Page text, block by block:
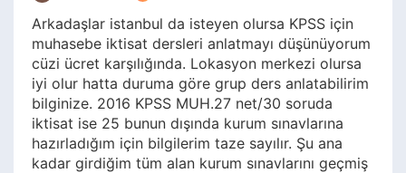
Arkadaşlar istanbul da isteyen olursa KPSS için
muhasebe iktisat dersleri anlatmayı düşünüyorum
cüzi ücret karşılığında. Lokasyon merkezi olursa
iyi olur hatta duruma göre grup ders anlatabilirim
bilginize. 2016 KPSS MUH.27 net/30 soruda
iktisat ise 25 bunun dışında kurum sınavlarına
hazırladığım için bilgilerim taze sayılır. Şu ana
kadar girdiğim tüm alan kurum sınavlarını geçmiş